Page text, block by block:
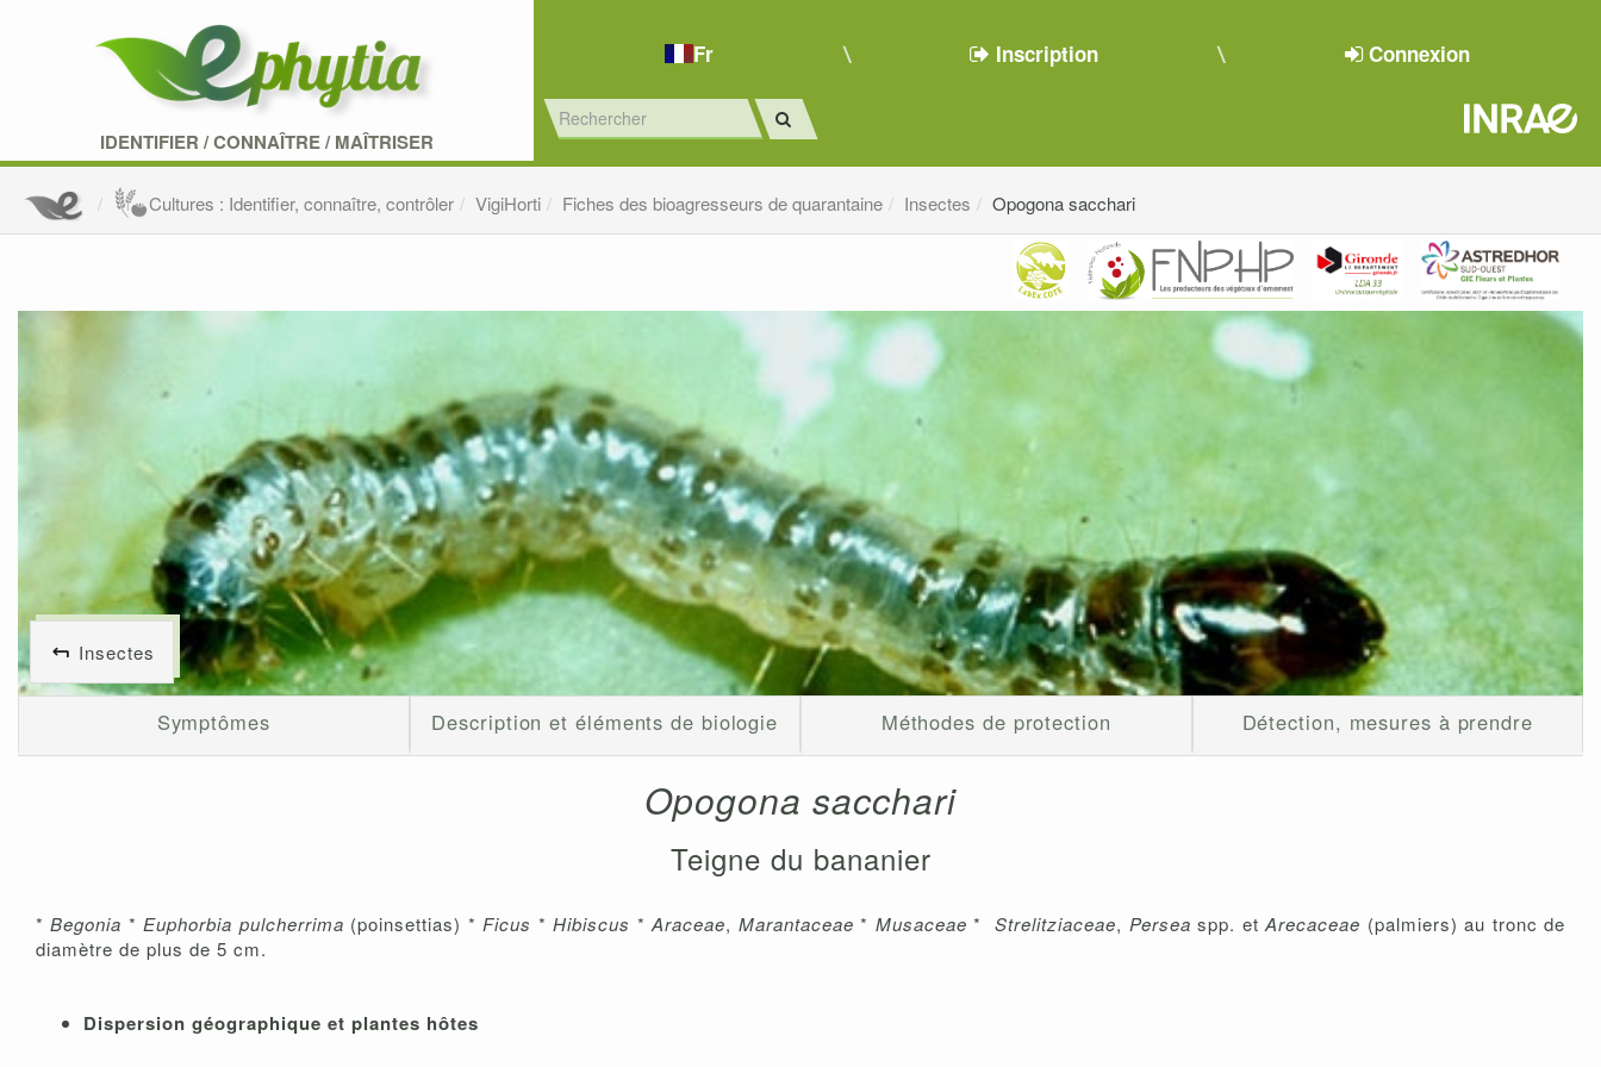
IDENTIFIER /CONNAÎTRE/MAÎTRISER
Fr Inscription Connexion
Cultures : Identifier, connaître, contrôler VigiHorti Fiches des bioagresseurs de quarantaine Insectes Opogona sacchari
Insectes
Symptômes Description et éléments de biologie Méthodes de protection Détection, mesures à prendre
Opogona sacchari
Teigne du bananier
*Begonia *Euphorbia pulcherrima (poinsettias) * Ficus *Hibiscus *Araceae, Marantaceae * Musaceae *Strelitziaceae, Persea spp. etArecaceae (palmiers) au tronc de
diamètre de plus de 5 cm.
Dispersion géographique et plantes hôtes